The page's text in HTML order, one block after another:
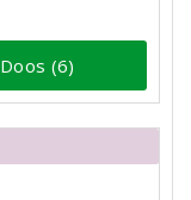
Doos (6)